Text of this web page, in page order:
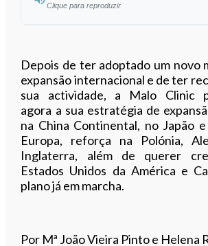
Clique para reproduzir
Depois de ter adoptado um novo
expansão internacional e de ter
sua actividade, a Malo Clinic
agora a sua estratégia de
na China Continental, no Japão
Europa, reforça na Polónia,
Inglaterra, além de querer
Estados Unidos da América e
plano já em marcha.
Por Mª João Vieira Pinto e Helena